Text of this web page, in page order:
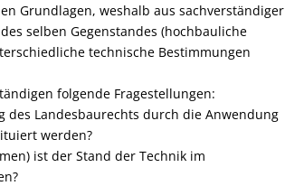
Grundlagen, weshalb aus sachverständiger
selben Gegenstandes (hochbauliche
technische Bestimmungen
folgende Fragestellungen:
Landesbaurechts durch die Anwendung
werden?
ist der Stand der Technik im